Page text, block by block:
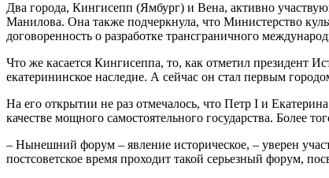
Два города, Кингисепп (Ямбург) и Вена, активно
Манилова. Она также подчеркнула, что Министерство
договоренность о разработке трансграничного
Что же касается Кингисеппа, то, как отметил президент
екатерининское наследие. А сейчас он стал первым
На его открытии не раз отмечалось, что Петр I и
качестве мощного самостоятельного государства. Более
– Нынешний форум – явление историческое, – уверен
постсоветское время проходит такой серьезный форум,